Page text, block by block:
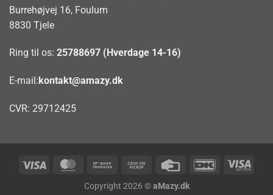
Burrehøjvej 16, Foulum
8830 Tjele
Ring til os: 25788697 (Hverdage 14-16)
E-mail: kontakt@amazy.dk
CVR: 29712425
Visa MasterCardBank
Cash
Pickup
Credit
DanKort Visa
Copyright 2026 ©aMazy.dk